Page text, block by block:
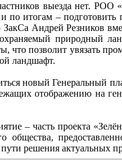
выезда нет.
и по итогам –
ЗакСа Андрей Резников
природный
позволит увязать
ландшафт.
новый Генеральный
отображению на
– часть проекта
общества,
решения актуальных